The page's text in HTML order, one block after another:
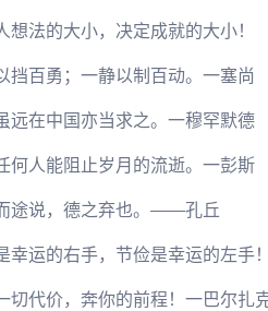
想法的大小，决定成就的大小！
挡百勇；一静以制百动。一塞尚
远在中国亦当求之。一穆罕默德
何人能阻止岁月的流逝。一彭斯
途说，德之弃也。——孔丘
幸运的右手，节俭是幸运的左手！
切代价，奔你的前程！一巴尔扎